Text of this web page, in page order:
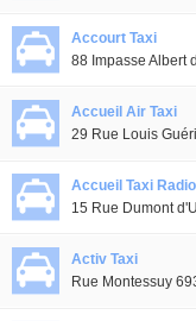
Accourt Taxi
88 Impasse Albert
Accueil Air Taxi
29 Rue Louis
Accueil Taxi Radio
15 Rue Dumont
Activ Taxi
Rue Montessuy